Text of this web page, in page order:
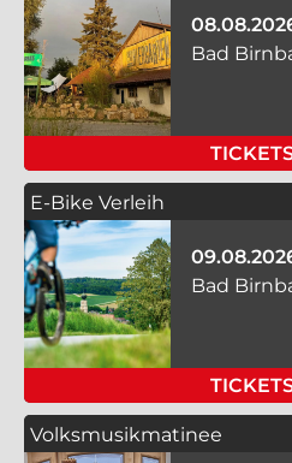
Bad
E-Bike Verleih
Bad
Volksmusikmatinee